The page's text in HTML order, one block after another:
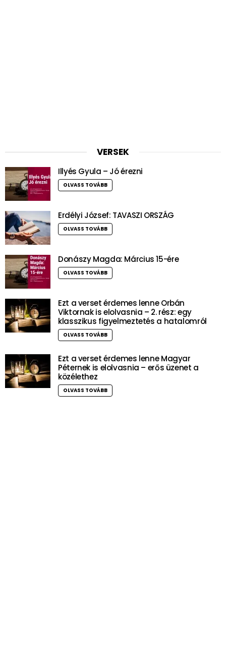
VERSEK
Illyés Gyula – Jó érezni
OLVASS TOVÁBB
Erdélyi József: TAVASZI ORSZÁG
OLVASS TOVÁBB
Donászy Magda: Március 15-ére
OLVASS TOVÁBB
Ezt a verset érdemes lenne Orbán
Viktornak is elolvasnia – 2. rész: egy
klasszikus figyelmeztetés a hatalomról
OLVASS TOVÁBB
Ezt a verset érdemes lenne Magyar
Péternek is elolvasnia – erős üzenet a
közélethez
OLVASS TOVÁBB